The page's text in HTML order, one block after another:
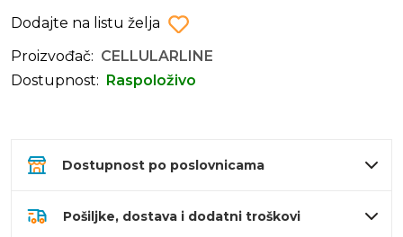
Dodajte na listu želja
Proizvođač: CELLULARLINE
Dostupnost:
Raspoloživo
Dostupnost po poslovnicama
Pošiljke, dostava i dodatni troškovi